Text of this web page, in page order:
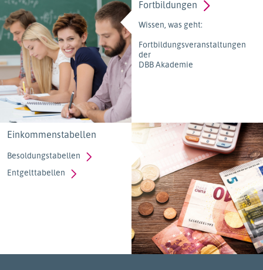
Fortbildungen
Wissen, was geht:
Fortbildungsveranstaltungen
der
DBB Akademie
Einkommenstabellen
Besoldungstabellen
Entgelttabellen